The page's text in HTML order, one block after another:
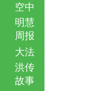
空中
明慧
周报
大法
洪传
故事